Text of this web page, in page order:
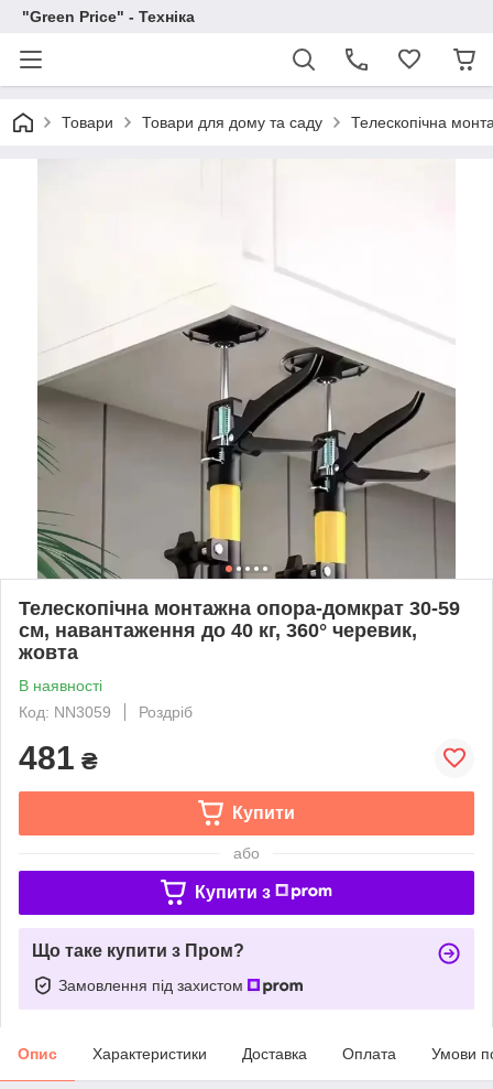
"Green Price" - Техніка
Товари Товари для дому та саду Телескопічна
Телескопічна монтажна опора-домкрат 30-59
см, навантаження до 40 кг, 360° черевик,
жовта
В наявності
Код: NN3059
Роздріб
481 ₴
Купити
або
Купити з
Що таке купити з Пром?
Замовлення під захистом
Опис Характеристики Доставка Оплата Умови